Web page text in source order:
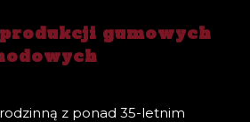
gumowych
z ponad 35-letnim